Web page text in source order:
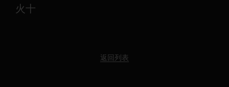
火十
返回列表